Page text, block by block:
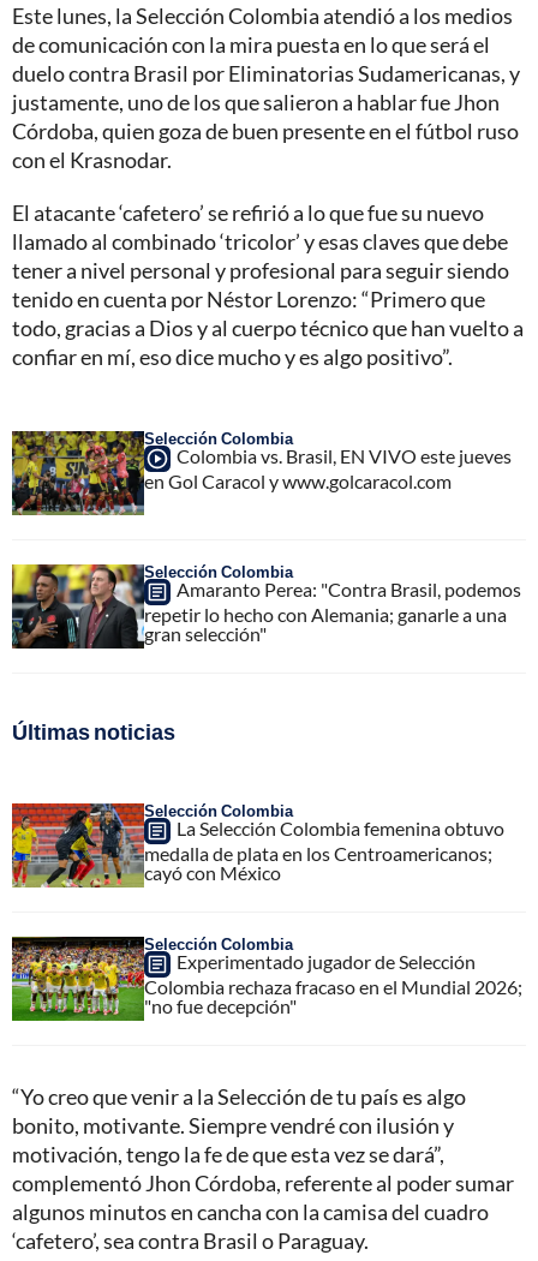
Este lunes, la Selección Colombia atendió a los medios
de comunicación con la mira puesta en lo que será el
duelo contra Brasil por Eliminatorias Sudamericanas, y
justamente, uno de los que salieron a hablar fue Jhon
Córdoba, quien goza de buen presente en el fútbol ruso
con el Krasnodar.
El atacante ‘cafetero’ se refirió a lo que fue su nuevo
llamado al combinado ‘tricolor’ y esas claves que debe
tener a nivel personal y profesional para seguir siendo
tenido en cuenta por Néstor Lorenzo: “Primero que
todo, gracias a Dios y al cuerpo técnico que han vuelto a
confiar en mí, eso dice mucho y es algo positivo”.
Selección Colombia
Colombia vs. Brasil, EN VIVO este jueves
en Gol Caracol y www.golcaracol.com
Selección Colombia
Amaranto Perea: "Contra Brasil, podemos
repetir lo hecho con Alemania; ganarle a una
gran selección"
Últimas noticias
Selección Colombia
La Selección Colombia femenina obtuvo
medalla de plata en los Centroamericanos;
cayó con México
Selección Colombia
Experimentado jugador de Selección
Colombia rechaza fracaso en el Mundial 2026;
"no fue decepción"
“Yo creo que venir a la Selección de tu país es algo
bonito, motivante. Siempre vendré con ilusión y
motivación, tengo la fe de que esta vez se dará”,
complementó Jhon Córdoba, referente al poder sumar
algunos minutos en cancha con la camisa del cuadro
‘cafetero’, sea contra Brasil o Paraguay.